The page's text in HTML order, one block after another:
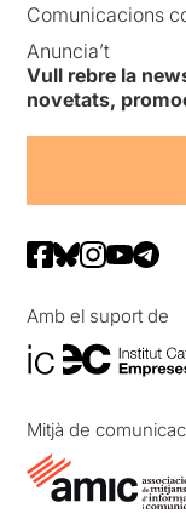
Comunicacions
Anuncia’t
Vull rebre la
novetats,
Amb el suport de
Mitjà de